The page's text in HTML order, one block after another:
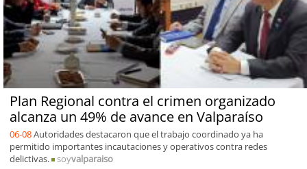
Plan Regional contra el crimen organizado
alcanza un 49% de avance en Valparaíso
06-08Autoridades destacaron que el trabajo coordinado ya ha
permitido importantes incautaciones y operativos contra redes
delictivas.
soyvalparaiso